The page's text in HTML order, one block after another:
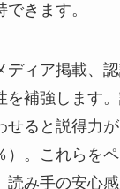
きます。
ディア掲載、
を補強します
せると説得力
）。これらを
み手の安心感